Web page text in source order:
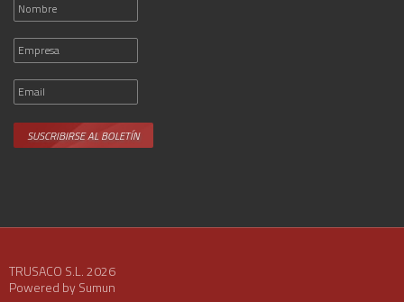
TRUSACO S.L. 2026
Powered bySumun